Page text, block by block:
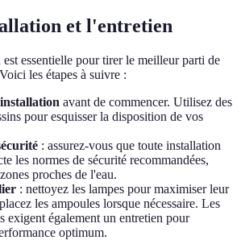
et l'entretien
essentielle pour tirer le meilleur parti de
les étapes à suivre :
avant de commencer. Utilisez des
pour esquisser la disposition de vos
: assurez-vous que toute installation
les normes de sécurité recommandées,
proches de l'eau.
: nettoyez les lampes pour maximiser leur
les ampoules lorsque nécessaire. Les
exigent également un entretien pour
optimum.